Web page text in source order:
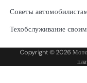
Советы
Техобслуживание
Copyright © 2026